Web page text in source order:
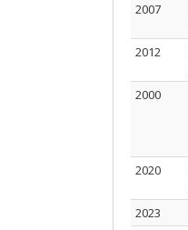
2007
2012
2000
2020
2023